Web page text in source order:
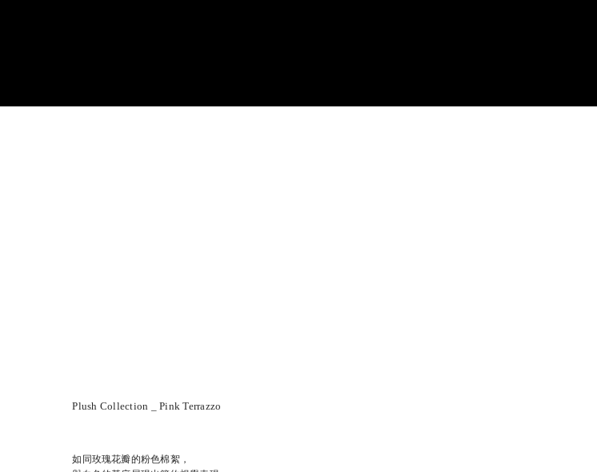
Plush Collection _ Pink Terrazzo
如同玫瑰花瓣的粉色棉絮，